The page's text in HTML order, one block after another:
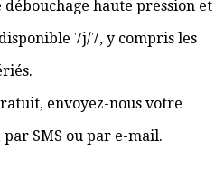
haute pression et
7j/7, y compris les
envoyez-nous votre
SMS ou par e-mail.